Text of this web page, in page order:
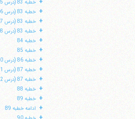
خطبه 83 (درس 105)
+ خطبه 83 (درس 106)
+ خطبه 83 (درس 107)
+ خطبه 83 (درس 108)
+ خطبه 84
+ خطبه 85
+ خطبه 86 (درس 110)
+ خطبه 87 (درس 111)
+ خطبه 87 (درس 112)
+ خطبه 88
+ خطبه 89
+ ادامه خطبه 89